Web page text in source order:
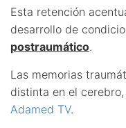
Esta retención
desarrollo de
postraumático.
Las memorias
distinta en el
Adamed TV.